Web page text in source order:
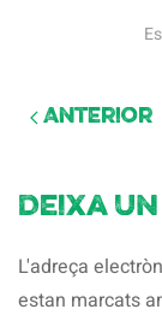
Anterior
Deixa
L'adreça
estan marcats